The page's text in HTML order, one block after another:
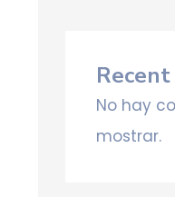
No hay
mostrar.